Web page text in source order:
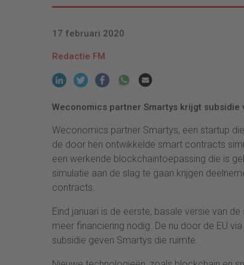
17 februari 2020
Redactie FM
Weconomics partner Smartys krijgt
Weconomics partner Smartys, een startup
de door hen ontwikkelde smart contracts
een werkende blockchaintoepassing die is
simulatie aan de slag te gaan krijgen
contracts.
Eind januari is de eerste, basale versie van
meer financiering nodig. De nu door de EU
subsidie geven Smartys die ruimte.